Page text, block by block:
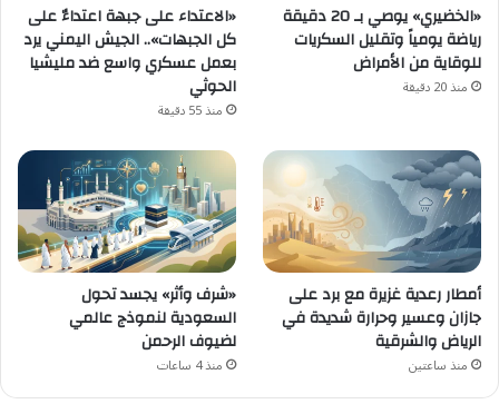
«الخضيري» يوصي بـ 20 دقيقة
رياضة يومياً وتقليل السكريات
للوقاية من الأمراض
منذ 20 دقيقة
«الاعتداء على جبهة اعتداءٌ على
كل الجبهات».. الجيش اليمني يرد
بعمل عسكري واسع ضد مليشيا
الحوثي
منذ 55 دقيقة
أمطار رعدية غزيرة مع برد على
جازان وعسير وحرارة شديدة في
الرياض والشرقية
منذ ساعتين
«شرف وأثر» يجسد تحول
السعودية لنموذج عالمي
لضيوف الرحمن
منذ 4 ساعات